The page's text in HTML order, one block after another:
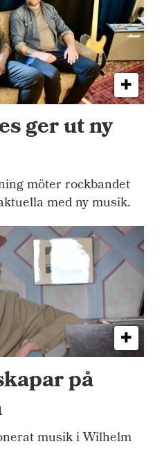
ger ut ny
möter rockbandet
med ny musik.
på
musik i Wilhelm